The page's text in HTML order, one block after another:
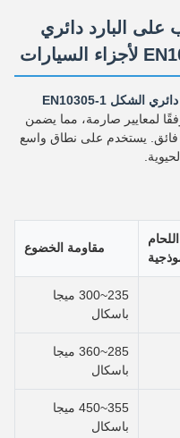
البارد دائري
أنبوب فولاذي سلس مسحوب على البارد دائري الشكل EN10305-1
لمعايير صارمة، مما يضمن
يستخدم على نطاق واسع
مقاومة الخضوع
235~300 ميجا
باسكال
285~360 ميجا
باسكال
355~450 ميجا
باسكال